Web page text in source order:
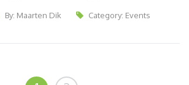
By: Maarten Dik Category: Events